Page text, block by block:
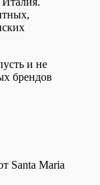
и не
брендов
Santa Maria